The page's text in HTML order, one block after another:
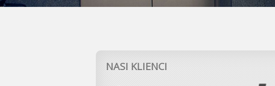
NASI KLIENCI